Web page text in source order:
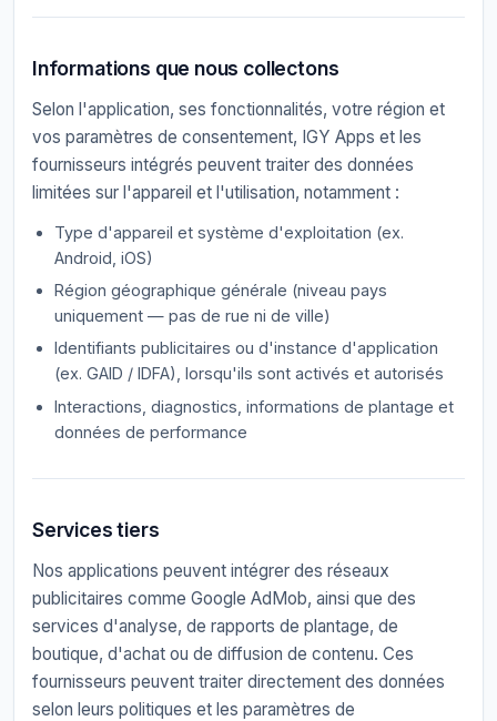
Informations que nous collectons
Selon l'application, ses fonctionnalités, votre région et
vos paramètres de consentement, IGY Apps et les
fournisseurs intégrés peuvent traiter des données
limitées sur l'appareil et l'utilisation, notamment :
Type d'appareil et système d'exploitation (ex.
Android, iOS)
Région géographique générale (niveau pays
uniquement — pas de rue ni de ville)
Identifiants publicitaires ou d'instance d'application
(ex. GAID / IDFA), lorsqu'ils sont activés et autorisés
Interactions, diagnostics, informations de plantage et
données de performance
Services tiers
Nos applications peuvent intégrer des réseaux
publicitaires comme Google AdMob, ainsi que des
services d'analyse, de rapports de plantage, de
boutique, d'achat ou de diffusion de contenu. Ces
fournisseurs peuvent traiter directement des données
selon leurs politiques et les paramètres de